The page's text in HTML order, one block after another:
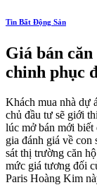
Tin Bất Động Sản
Giá bán
chinh phục
Khách mua nhà dự
chủ đầu tư sẽ giới
lúc mở bán mới biết
gia đánh giá về con
sát thị trường căn
mức giá tương đối
Paris Hoàng Kim